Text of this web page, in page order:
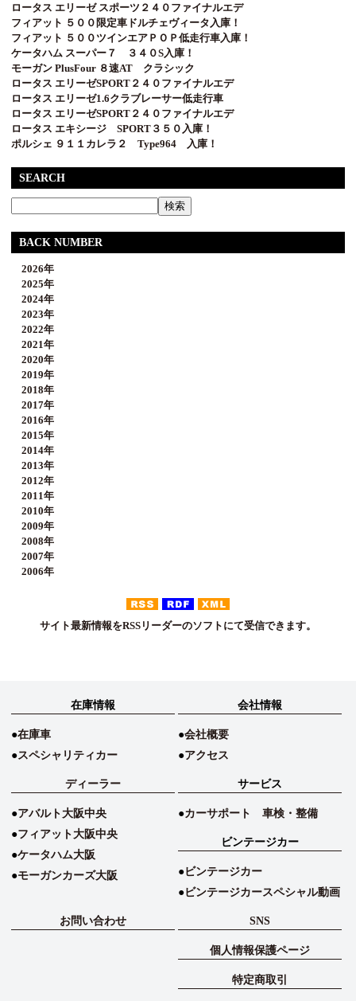
ロータス エリーゼ スポーツ２４０ファイナルエデ
フィアット ５００限定車ドルチェヴィータ入庫！
フィアット ５００ツインエアＰＯＰ低走行車入庫！
ケータハム スーパー７ ３４０S入庫！
モーガン PlusFour ８速AT クラシック
ロータス エリーゼSPORT２４０ファイナルエデ
ロータス エリーゼ1.6クラブレーサー低走行車
ロータス エリーゼSPORT２４０ファイナルエデ
ロータス エキシージ SPORT３５０入庫！
ポルシェ ９１１カレラ２ Type964 入庫！
SEARCH
BACK NUMBER
2026年
2025年
2024年
2023年
2022年
2021年
2020年
2019年
2018年
2017年
2016年
2015年
2014年
2013年
2012年
2011年
2010年
2009年
2008年
2007年
2006年
サイト最新情報をRSSリーダーのソフトにて受信できます。
在庫情報
在庫車
スペシャリティカー
会社情報
会社概要
アクセス
ディーラー
アバルト大阪中央
フィアット大阪中央
ケータハム大阪
モーガンカーズ大阪
サービス
カーサポート 車検・整備
ビンテージカー
ビンテージカー
ビンテージカースペシャル動画
お問い合わせ SNS
個人情報保護ページ
特定商取引